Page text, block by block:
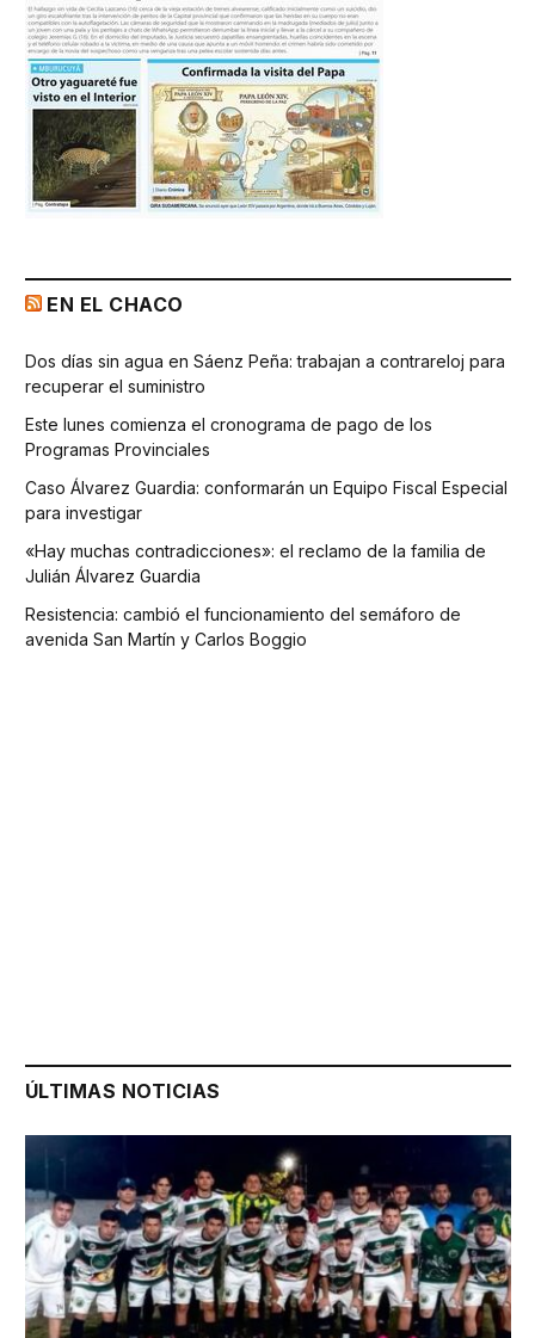
EN EL CHACO
Dos días sin agua en Sáenz Peña: trabajan a contrareloj para
recuperar el suministro
Este lunes comienza el cronograma de pago de los
Programas Provinciales
Caso Álvarez Guardia: conformarán un Equipo Fiscal Especial
para investigar
«Hay muchas contradicciones»: el reclamo de la familia de
Julián Álvarez Guardia
Resistencia: cambió el funcionamiento del semáforo de
avenida San Martín y Carlos Boggio
ÚLTIMAS NOTICIAS